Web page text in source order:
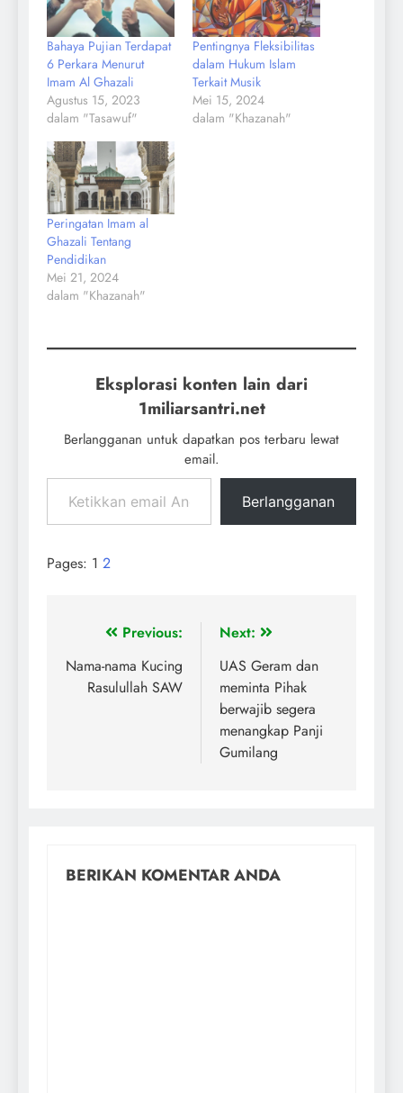
Bahaya Pujian Terdapat
6 Perkara Menurut
Imam Al Ghazali
Agustus 15, 2023
dalam "Tasawuf"
Pentingnya Fleksibilitas
dalam Hukum Islam
Terkait Musik
Mei 15, 2024
dalam "Khazanah"
Peringatan Imam al
Ghazali Tentang
Pendidikan
Mei 21, 2024
dalam "Khazanah"
Eksplorasi konten lain dari
1miliarsantri.net
Berlangganan untuk dapatkan pos terbaru lewat
email.
Berlangganan
Pages: 1 2
Previous:
Nama-nama Kucing
Rasulullah SAW
Next:
UAS Geram dan
meminta Pihak
berwajib segera
menangkap Panji
Gumilang
BERIKAN KOMENTAR ANDA